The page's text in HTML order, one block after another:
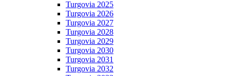
Turgovia 2025
Turgovia 2026
Turgovia 2027
Turgovia 2028
Turgovia 2029
Turgovia 2030
Turgovia 2031
Turgovia 2032